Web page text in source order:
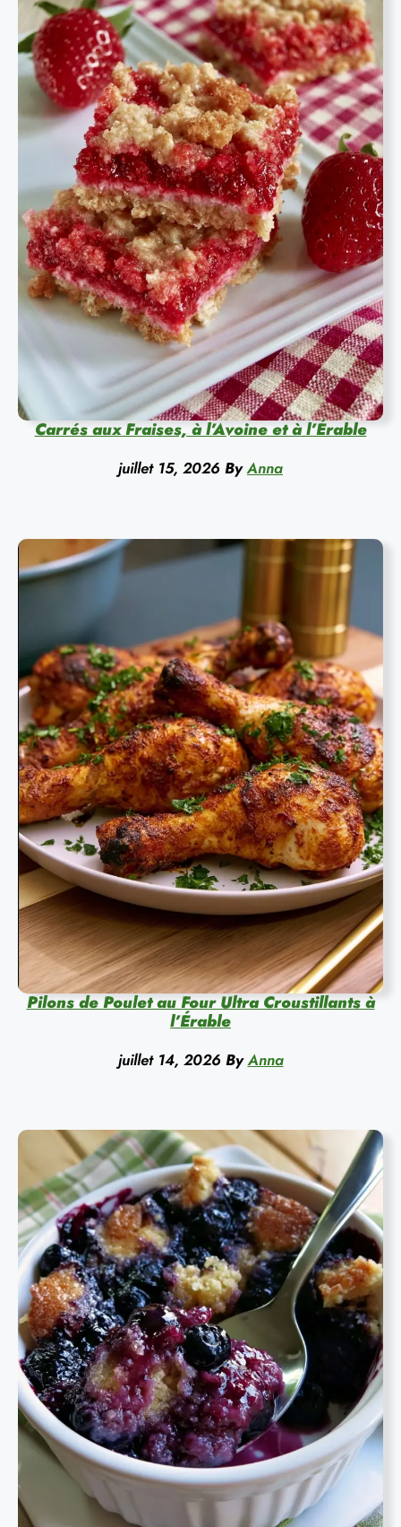
Carrés aux Fraises, à l’Avoine et à l’Érable
juillet 15, 2026 By Anna
Pilons de Poulet au Four Ultra Croustillants à
l’Érable
juillet 14, 2026 By Anna